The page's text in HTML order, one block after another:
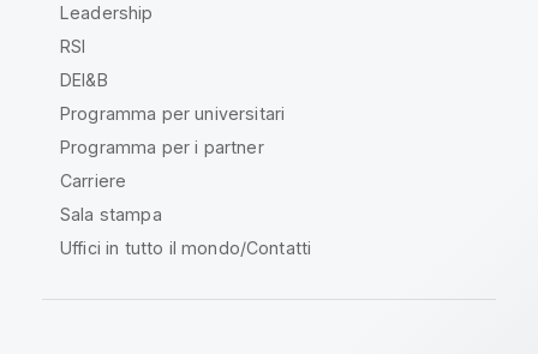
Leadership
RSI
DEI&B
Programma per universitari
Programma per i partner
Carriere
Sala stampa
Uffici in tutto il mondo/Contatti